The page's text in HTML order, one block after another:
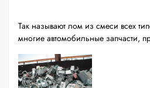
Так называют лом из смеси всех
многие автомобильные запчасти,